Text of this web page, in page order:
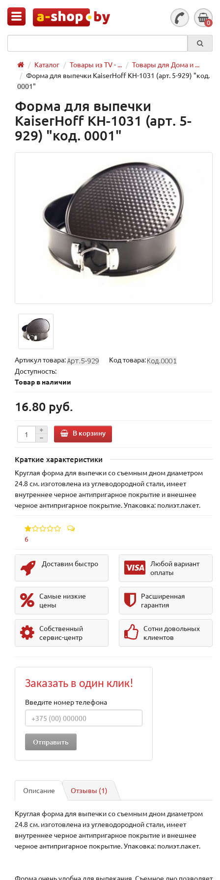
0
Каталог Товары из TV - ...
Товары для Дома и ...
Форма для выпечки KaiserHoff KH-1031 (арт. 5-929) "код.
0001"
Форма для выпечки
KaiserHoff KH-1031 (арт. 5-
929) "код. 0001"
Артикул товара:
Код товара:
Доступность:
Товар в наличии
16.80 руб.
В корзину
Краткие характеристики
Круглая форма для выпечки со съемным дном диаметром
24.8 см. изготовлена из углеводородной стали, имеет
внутреннее черное антипригарное покрытие и внешнее
черное антипригарное покрытие. Упаковка: полиэт.пакет.
6
Доставим быстро
Любой вариант
оплаты
Самые низкие
цены
Расширенная
гарантия
Собственный
сервис-центр
Сотни довольных
клиентов
Заказать в один клик!
Введите номер телефона
Описание Отзывы (1)
Круглая форма для выпечки со съемным дном диаметром
24.8 см. изготовлена из углеводородной стали, имеет
внутреннее черное антипригарное покрытие и внешнее
черное антипригарное покрытие. Упаковка: полиэт.пакет.
Форма очень удобна для выпекания. Съемное дно позволяет